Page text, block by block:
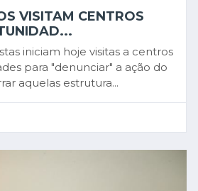
VISITAM CENTROS
iniciam hoje visitas a centros
para "denunciar" a ação do
aquelas estrutura...